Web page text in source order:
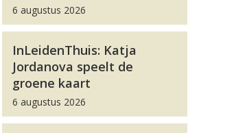
6 augustus 2026
InLeidenThuis: Katja
Jordanova speelt de
groene kaart
6 augustus 2026